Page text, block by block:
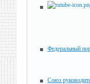
Федеральный
Союз